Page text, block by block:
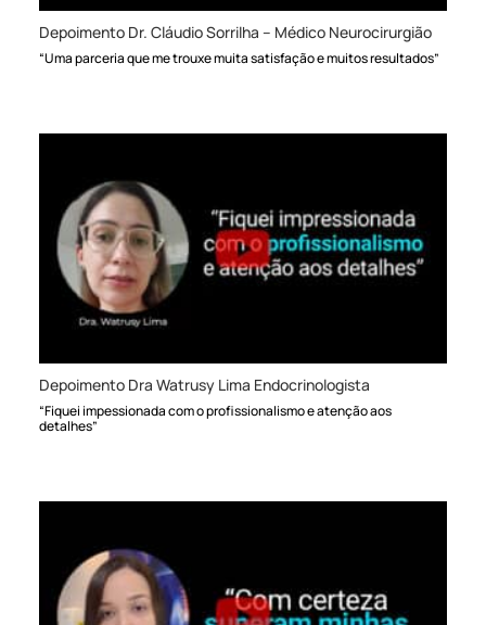
Depoimento Dr. Cláudio Sorrilha – Médico Neurocirurgião
“Uma parceria que me trouxe muita satisfação e muitos resultados”
Depoimento Dra Watrusy Lima Endocrinologista
“Fiquei impessionada com o profissionalismo e atenção aos
detalhes”